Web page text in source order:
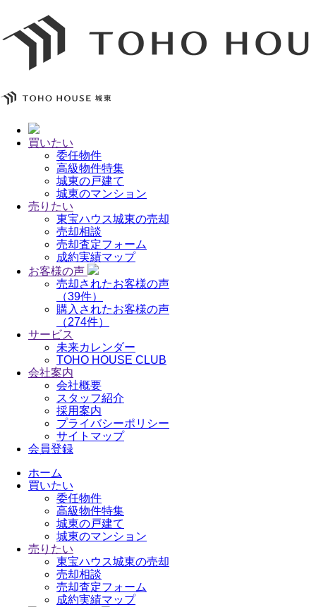
買いたい
委任物件
高級物件特集
城東の戸建て
城東のマンション
売りたい
東宝ハウス城東の売却
売却相談
売却査定フォーム
成約実績マップ
お客様の声
売却されたお客様の声
（39件）
購入されたお客様の声
（274件）
サービス
未来カレンダー
TOHO HOUSE CLUB
会社案内
会社概要
スタッフ紹介
採用案内
プライバシーポリシー
サイトマップ
会員登録
ホーム
買いたい
委任物件
高級物件特集
城東の戸建て
城東のマンション
売りたい
東宝ハウス城東の売却
売却相談
売却査定フォーム
成約実績マップ